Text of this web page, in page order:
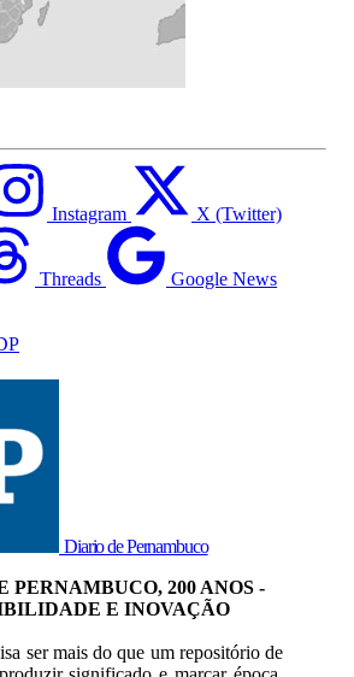
Instagram X (Twitter)
Threads Google News
Diario de Pernambuco
PERNAMBUCO, 200 ANOS -
E INOVAÇÃO
ser mais do que um repositório de